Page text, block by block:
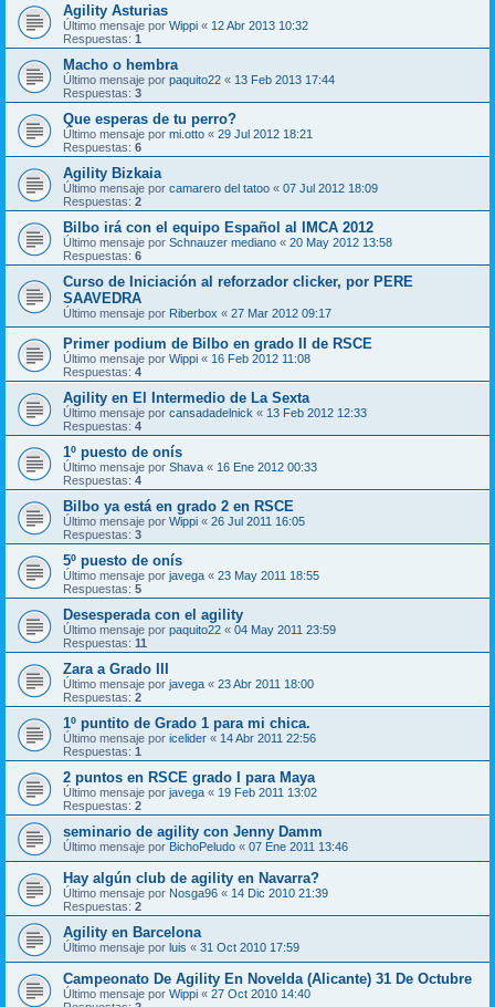
Agility Asturias
Último mensaje por Wippi « 12 Abr 2013 10:32
Respuestas: 1
Macho o hembra
Último mensaje por paquito22 « 13 Feb 2013 17:44
Respuestas: 3
Que esperas de tu perro?
Último mensaje por mi.otto « 29 Jul 2012 18:21
Respuestas: 6
Agility Bizkaia
Último mensaje por camarero del tatoo « 07 Jul 2012 18:09
Respuestas: 2
Bilbo irá con el equipo Español al IMCA 2012
Último mensaje por Schnauzer mediano « 20 May 2012 13:58
Respuestas: 6
Curso de Iniciación al reforzador clicker, por PERE
SAAVEDRA
Último mensaje por Riberbox « 27 Mar 2012 09:17
Primer podium de Bilbo en grado II de RSCE
Último mensaje por Wippi « 16 Feb 2012 11:08
Respuestas: 4
Agility en El Intermedio de La Sexta
Último mensaje por cansadadelnick « 13 Feb 2012 12:33
Respuestas: 4
1º puesto de onís
Último mensaje por Shava « 16 Ene 2012 00:33
Respuestas: 4
Bilbo ya está en grado 2 en RSCE
Último mensaje por Wippi « 26 Jul 2011 16:05
Respuestas: 3
5º puesto de onís
Último mensaje por javega « 23 May 2011 18:55
Respuestas: 5
Desesperada con el agility
Último mensaje por paquito22 « 04 May 2011 23:59
Respuestas: 11
Zara a Grado III
Último mensaje por javega « 23 Abr 2011 18:00
Respuestas: 2
1º puntito de Grado 1 para mi chica.
Último mensaje por icelider « 14 Abr 2011 22:56
Respuestas: 1
2 puntos en RSCE grado I para Maya
Último mensaje por javega « 19 Feb 2011 13:02
Respuestas: 2
seminario de agility con Jenny Damm
Último mensaje por BichoPeludo « 07 Ene 2011 13:46
Hay algún club de agility en Navarra?
Último mensaje por Nosga96 « 14 Dic 2010 21:39
Respuestas: 2
Agility en Barcelona
Último mensaje por luis « 31 Oct 2010 17:59
Campeonato De Agility En Novelda (Alicante) 31 De Octubre
Último mensaje por Wippi « 27 Oct 2010 14:40